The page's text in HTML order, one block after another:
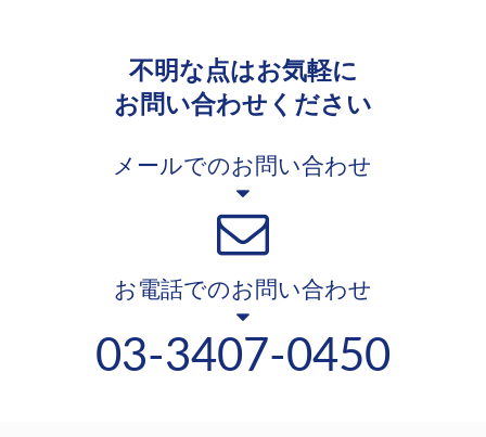
不明な点はお気軽に
お問い合わせください
メールでのお問い合わせ
お電話でのお問い合わせ
03-3407-0450